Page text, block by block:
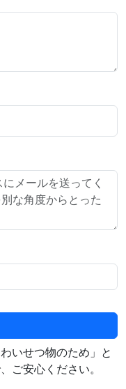
いせつ物のため」と
ご安心ください。